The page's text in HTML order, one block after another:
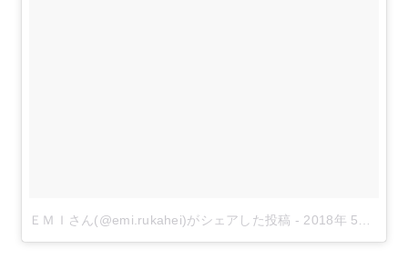
ＥＭＩさん(@emi.rukahei)がシェアした投稿 - 2018年 5月月19日午前6時27分PDT